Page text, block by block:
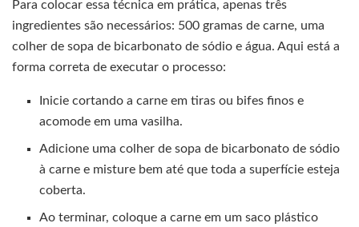
Para colocar essa técnica em prática, apenas três
ingredientes são necessários: 500 gramas de carne, uma
colher de sopa de bicarbonato de sódio e água. Aqui está a
forma correta de executar o processo:
Inicie cortando a carne em tiras ou bifes finos e
acomode em uma vasilha.
Adicione uma colher de sopa de bicarbonato de sódio
à carne e misture bem até que toda a superfície esteja
coberta.
Ao terminar, coloque a carne em um saco plástico